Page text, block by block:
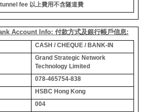
fee 以上費用不含隧道費
Account Info: 付款方式及銀行帳戶信息:
CASH / CHEQUE / BANK-IN
Grand Strategic Network
Technology Limited
078-465754-838
HSBC Hong Kong
004